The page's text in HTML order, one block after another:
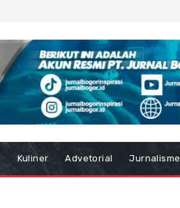
Kuliner Advetorial Jurnalisme